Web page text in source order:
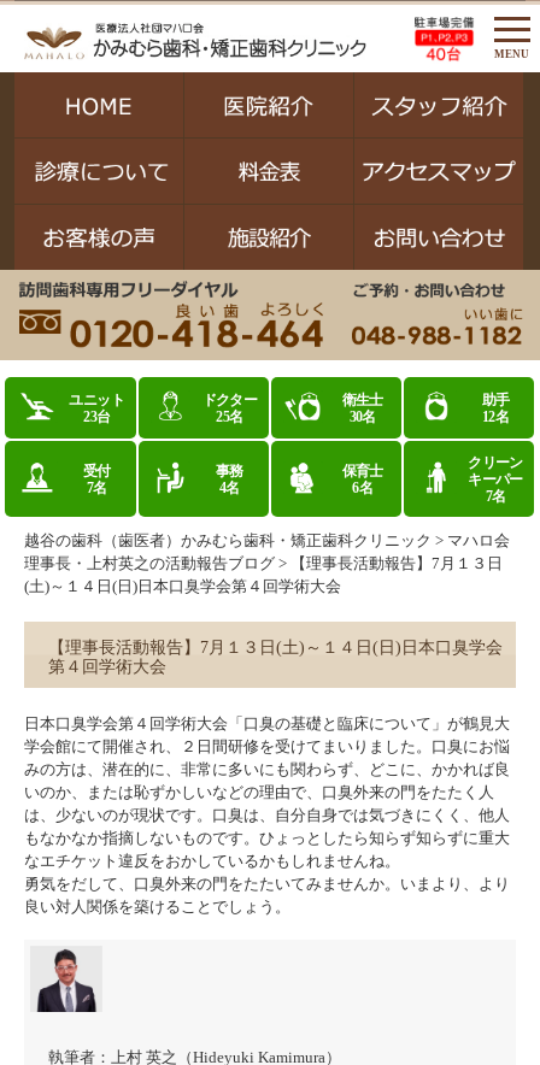
MENU
ユニット
23台
ドクター
25名
衛生士
30名
助手
12名
受付
7名
事務
4名
保育士
6名
クリーン
キーパー
7名
越谷の歯科（歯医者）かみむら歯科・矯正歯科クリニック > マハロ会
理事長・上村英之の活動報告ブログ >
【理事長活動報告】7月１３日
(土)～１４日(日)日本口臭学会第４回学術大会
【理事長活動報告】7月１３日(土)～１４日(日)日本口臭学会
第４回学術大会
日本口臭学会第４回学術大会「口臭の基礎と臨床について」が鶴見大
学会館にて開催され、２日間研修を受けてまいりました。口臭にお悩
みの方は、潜在的に、非常に多いにも関わらず、どこに、かかれば良
いのか、または恥ずかしいなどの理由で、口臭外来の門をたたく人
は、少ないのが現状です。口臭は、自分自身では気づきにくく、他人
もなかなか指摘しないものです。ひょっとしたら知らず知らずに重大
なエチケット違反をおかしているかもしれませんね。
勇気をだして、口臭外来の門をたたいてみませんか。いまより、より
良い対人関係を築けることでしょう。
執筆者： 上村 英之（Hideyuki Kamimura）